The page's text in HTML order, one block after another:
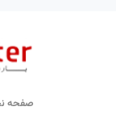
صفحه